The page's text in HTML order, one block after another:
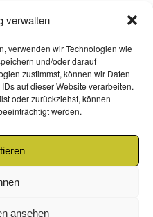
verwalten
verwenden wir Technologien wie
und/oder darauf
zustimmst, können wir Daten
auf dieser Website verarbeiten.
oder zurückziehst, können
werden.
ansehen
präsentiert von WordPress